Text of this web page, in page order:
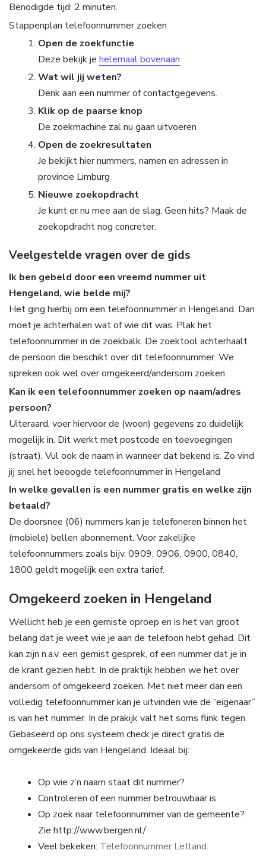
Benodigde tijd: 2 minuten.
Stappenplan telefoonnummer zoeken
Open de zoekfunctie
Deze bekijk je helemaal bovenaan
Wat wil jij weten?
Denk aan een nummer of contactgegevens.
Klik op de paarse knop
De zoekmachine zal nu gaan uitvoeren
Open de zoekresultaten
Je bekijkt hier nummers, namen en adressen in
provincie Limburg
Nieuwe zoekopdracht
Je kunt er nu mee aan de slag. Geen hits? Maak de
zoekopdracht nog concreter.
Veelgestelde vragen over de gids
Ik ben gebeld door een vreemd nummer uit
Hengeland, wie belde mij?
Het ging hierbij om een telefoonnummer in Hengeland. Dan
moet je achterhalen wat of wie dit was. Plak het
telefoonnummer in de zoekbalk. De zoektool achterhaalt
de persoon die beschikt over dit telefoonnummer. We
spreken ook wel over omgekeerd/andersom zoeken.
Kan ik een telefoonnummer zoeken op naam/adres
persoon?
Uiteraard, voer hiervoor de (woon) gegevens zo duidelijk
mogelijk in. Dit werkt met postcode en toevoegingen
(straat). Vul ook de naam in wanneer dat bekend is. Zo vind
jij snel het beoogde telefoonnummer in Hengeland
In welke gevallen is een nummer gratis en welke zijn
betaald?
De doorsnee (06) nummers kan je telefoneren binnen het
(mobiele) bellen abonnement. Voor zakelijke
telefoonnummers zoals bijv. 0909, 0906, 0900, 0840,
1800 geldt mogelijk een extra tarief.
Omgekeerd zoeken in Hengeland
Wellicht heb je een gemiste oproep en is het van groot
belang dat je weet wie je aan de telefoon hebt gehad. Dit
kan zijn n.a.v. een gemist gesprek, of een nummer dat je in
de krant gezien hebt. In de praktijk hebben we het over
andersom of omgekeerd zoeken. Met niet meer dan een
volledig telefoonnummer kan je uitvinden wie de “eigenaar”
is van het nummer. In de prakijk valt het soms flink tegen.
Gebaseerd op ons systeem check je direct gratis de
omgekeerde gids van Hengeland. Ideaal bij:
Op wie z’n naam staat dit nummer?
Controleren of een nummer betrouwbaar is
Op zoek naar telefoonnummer van de gemeente?
Zie http://www.bergen.nl/
Veel bekeken: Telefoonnummer Letland.